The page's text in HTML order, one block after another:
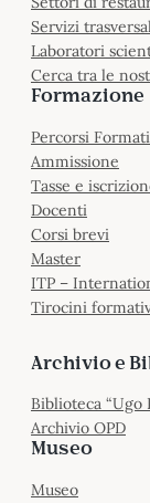
Servizi
Laboratori
Cerca tra le
Formazione
Percorsi
Ammissione
Tasse e
Docenti
Corsi brevi
Master
ITP –
Tirocini
Archivio e
Biblioteca “Ugo
Archivio OPD
Museo
Museo